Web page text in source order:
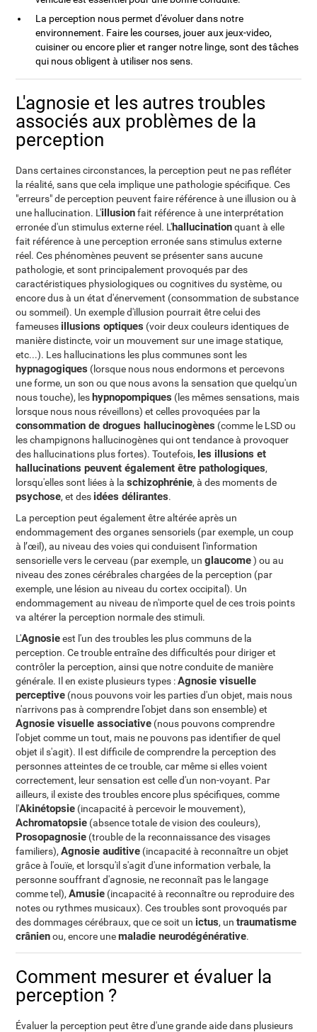
La perception nous permet d'évoluer dans notre
environnement. Faire les courses, jouer aux jeux-video,
cuisiner ou encore plier et ranger notre linge, sont des tâches
qui nous obligent à utiliser nos sens.
L'agnosie et les autres troubles
associés aux problèmes de la
perception
Dans certaines circonstances, la perception peut ne pas refléter
la réalité, sans que cela implique une pathologie spécifique. Ces
"erreurs" de perception peuvent faire référence à une illusion ou à
une hallucination. L'illusionfait référence à une interprétation
erronée d'un stimulus externe réel. L'hallucinationquant à elle
fait référence à une perception erronée sans stimulus externe
réel. Ces phénomènes peuvent se présenter sans aucune
pathologie, et sont principalement provoqués par des
caractéristiques physiologiques ou cognitives du système, ou
encore dus à un état d'énervement (consommation de substance
ou sommeil). Un exemple d'illusion pourrait être celui des
fameuses illusions optiques (voir deux couleurs identiques de
manière distincte, voir un mouvement sur une image statique,
etc...). Les hallucinations les plus communes sont les
hypnagogiques (lorsque nous nous endormons et percevons
une forme, un son ou que nous avons la sensation que quelqu'un
nous touche), leshypnopompiques (les mêmes sensations, mais
lorsque nous nous réveillons) et celles provoquées par la
consommation de drogues hallucinogènes (comme le LSD ou
les champignons hallucinogènes qui ont tendance à provoquer
des hallucinations plus fortes). Toutefois, les illusions et
hallucinations peuvent également être pathologiques,
lorsqu'elles sont liées à laschizophrénie, à des moments de
psychose, et des idées délirantes.
La perception peut également être altérée après un
endommagement des organes sensoriels (par exemple, un coup
à l’œil), au niveau des voies qui conduisent l'information
sensorielle vers le cerveau (par exemple, unglaucome) ou au
niveau des zones cérébrales chargées de la perception (par
exemple, une lésion au niveau du cortex occipital). Un
endommagement au niveau de n'importe quel de ces trois points
va altérer la perception normale des stimuli.
L'Agnosieest l'un des troubles les plus communs de la
perception. Ce trouble entraîne des difficultés pour diriger et
contrôler la perception, ainsi que notre conduite de manière
générale. Il en existe plusieurs types :Agnosie visuelle
perceptive (nous pouvons voir les parties d'un objet, mais nous
n'arrivons pas à comprendre l'objet dans son ensemble) et
Agnosie visuelle associative (nous pouvons comprendre
l'objet comme un tout, mais ne pouvons pas identifier de quel
objet il s'agit). Il est difficile de comprendre la perception des
personnes atteintes de ce trouble, car même si elles voient
correctement, leur sensation est celle d'un non-voyant. Par
ailleurs, il existe des troubles encore plus spécifiques, comme
l'Akinétopsie (incapacité à percevoir le mouvement),
Achromatopsie (absence totale de vision des couleurs),
Prosopagnosie (trouble de la reconnaissance des visages
familiers),Agnosie auditive (incapacité à reconnaître un objet
grâce à l'ouïe, et lorsqu'il s'agit d'une information verbale, la
personne souffrant d'agnosie, ne reconnaît pas le langage
comme tel),Amusie (incapacité à reconnaître ou reproduire des
notes ou rythmes musicaux). Ces troubles sont provoqués par
des dommages cérébraux, que ce soit un ictus, untraumatisme
crânienou, encore unemaladie neurodégénérative.
Comment mesurer et évaluer la
perception ?
Évaluer la perception peut être d'une grande aide dans plusieurs